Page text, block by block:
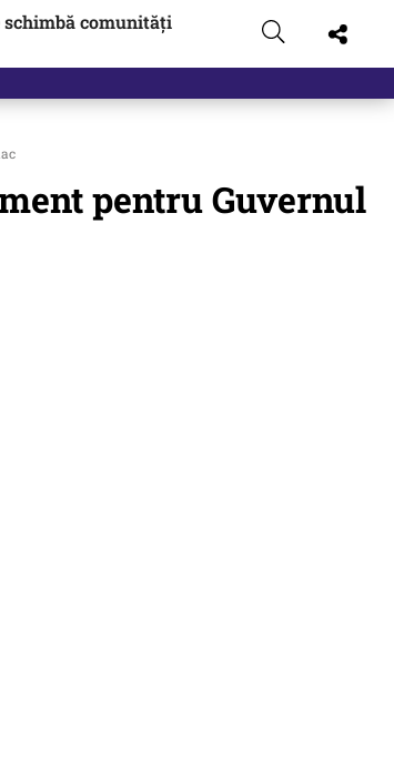
schimbă comunități
pentru Guvernul